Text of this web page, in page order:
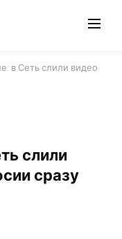
в Сеть слили видео
слили
сразу